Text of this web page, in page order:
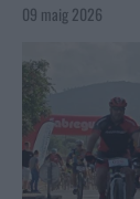
09 maig 2026